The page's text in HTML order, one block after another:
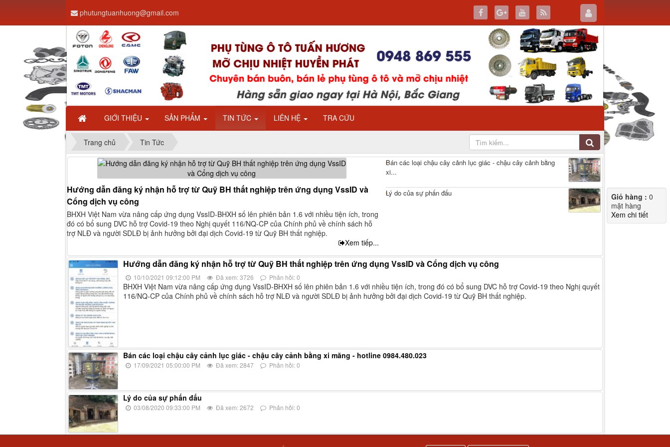
GIỚI THIỆU SẢN PHẨM TIN TỨC LIÊN HỆ TRA CỨU
phutungtuanhuong@gmail.com
Trang chủ Tin Tức
Hướng dẫn đăng ký nhận hỗ trợ từ Quỹ BH thất nghiệp trên ứng dụng VssID và
Cổng dịch vụ công
BHXH Việt Nam vừa nâng cấp ứng dụng VssID-BHXH số lên phiên bản 1.6 với nhiều tiện ích, trong
đó có bổ sung DVC hỗ trợ Covid-19 theo Nghị quyết 116/NQ-CP của Chính phủ về chính sách hỗ
trợ NLĐ và người SDLĐ bị ảnh hưởng bởi đại dịch Covid-19 từ Quỹ BH thất nghiệp.
Xem tiếp...
Bán các loại chậu cây cảnh lục giác - chậu cây cảnh bằng
xi...
Lý do của sự phấn đấu
Hướng dẫn đăng ký nhận hỗ trợ từ Quỹ BH thất nghiệp trên ứng dụng VssID và Cổng dịch vụ công
10/10/2021 09:12:00 PM Đã xem: 3726 Phản hồi: 0
BHXH Việt Nam vừa nâng cấp ứng dụng VssID-BHXH số lên phiên bản 1.6 với nhiều tiện ích, trong đó có bổ sung DVC hỗ trợ Covid-19 theo Nghị quyết
116/NQ-CP của Chính phủ về chính sách hỗ trợ NLĐ và người SDLĐ bị ảnh hưởng bởi đại dịch Covid-19 từ Quỹ BH thất nghiệp.
Bán các loại chậu cây cảnh lục giác - chậu cây cảnh bằng xi măng - hotline 0984.480.023
17/09/2021 05:00:00 PM Đã xem: 2847 Phản hồi: 0
Lý do của sự phấn đấu
03/08/2020 09:33:00 PM Đã xem: 2672 Phản hồi: 0
Giỏ hàng : 0
mặt hàng
Xem chi tiết